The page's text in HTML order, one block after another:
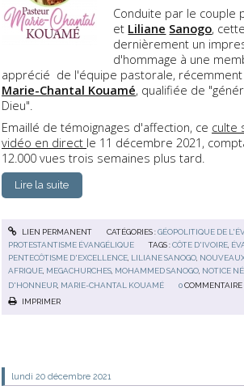
Conduite par le couple
et Liliane Sanogo,
dernièrement un
d'hommage à une
apprécié de l'équipe pastorale, récemment
Marie-Chantal Kouamé, qualifiée de
Dieu".
Emaillé de témoignages d'affection, ce culte
vidéo en direct le 11 décembre 2021,
12.000 vues trois semaines plus tard.
Lire la suite
LIEN PERMANENT CATÉGORIES :GÉOPOLITIQUE DE
PROTESTANTISME ÉVANGÉLIQUE
TAGS :CÔTE D'IVOIRE
PENTECÔTISME D'EXCELLENCE LILIANE SANOGO
AFRIQUE MEGACHURCHES MOHAMMED SANOGO NOTICE
D'HONNEUR, MARIE-CHANTAL KOUAMÉ 0 COMMENTAIRE
IMPRIMER
lundi 20 décembre 2021